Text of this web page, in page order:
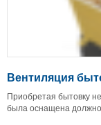
Вентиляция
Приобретая бытовку
была оснащена